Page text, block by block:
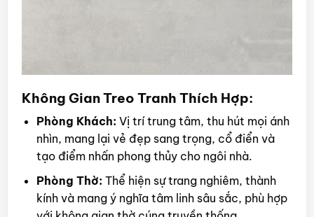
Không Gian Treo Tranh Thích Hợp:
Phòng Khách: Vị trí trung tâm, thu hút mọi ánh
nhìn, mang lại vẻ đẹp sang trọng, cổ điển và
tạo điểm nhấn phong thủy cho ngôi nhà.
Phòng Thờ: Thể hiện sự trang nghiêm, thành
kính và mang ý nghĩa tâm linh sâu sắc, phù hợp